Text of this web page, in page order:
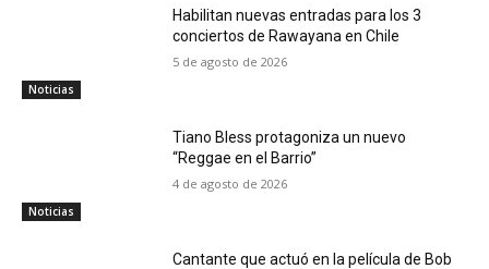
Noticias
Habilitan nuevas entradas para los 3
conciertos de Rawayana en Chile
5 de agosto de 2026
Noticias
Tiano Bless protagoniza un nuevo
“Reggae en el Barrio”
4 de agosto de 2026
Cantante que actuó en la película de Bob